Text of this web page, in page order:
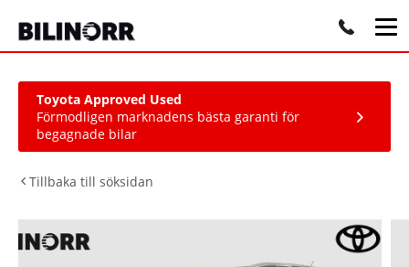
Toyota Approved Used
Förmodligen marknadens bästa garanti för
begagnade bilar
Tillbaka till söksidan